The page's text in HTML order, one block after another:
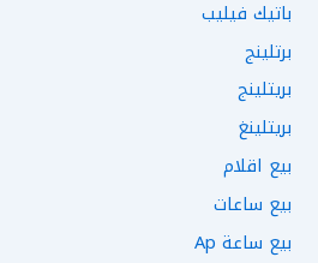
باتيك فيليب
برتلينج
بريتلينج
بريتلينغ
بيع اقلام
بيع ساعات
بيع ساعة Ap